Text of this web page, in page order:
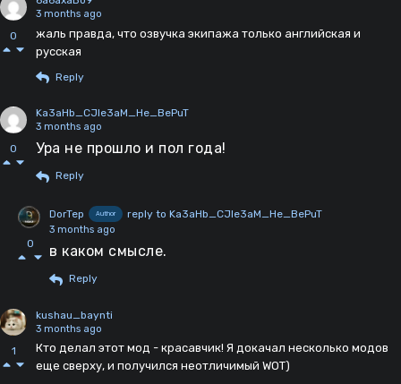
0
3 months ago
жаль правда, что озвучка экипажа только английская и
русская
Reply
0
Ka3aHb_CJIe3aM_He_BePuT
3 months ago
Ура не прошло и пол года!
Reply
0
DorTep Author reply to Ka3aHb_CJIe3aM_He_BePuT
3 months ago
в каком смысле.
Reply
1
kushau_baynti
3 months ago
Кто делал этот мод - красавчик! Я докачал несколько модов
еще сверху, и получился неотличимый WOT)